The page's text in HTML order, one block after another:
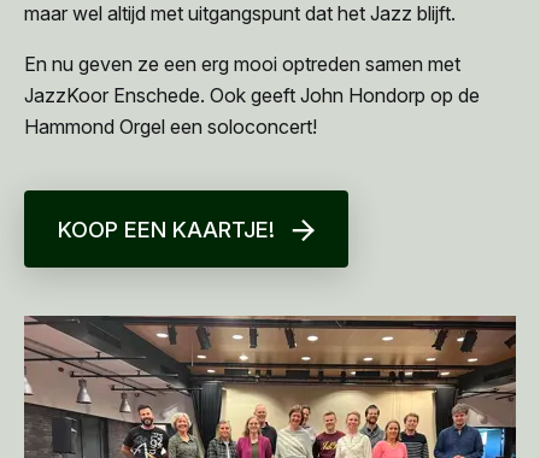
maar wel altijd met uitgangspunt dat het Jazz blijft.
En nu geven ze een erg mooi optreden samen met
JazzKoor Enschede. Ook geeft John Hondorp op de
Hammond Orgel een soloconcert!
KOOP EEN KAARTJE!